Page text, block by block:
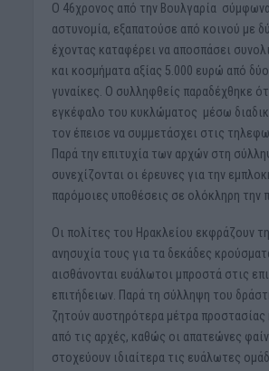
Ο 46χρονος από την Βουλγαρία
αστυνομία, εξαπατούσε από κοινού με
έχοντας καταφέρει να αποσπάσει
και κοσμήματα αξίας 5.000 ευρώ από
γυναίκες. Ο συλληφθείς παραδέχθηκε
εγκέφαλο του κυκλώματος μέσω
τον έπεισε να συμμετάσχει στις
Παρά την επιτυχία των αρχών στη
συνεχίζονται οι έρευνες για την
παρόμοιες υποθέσεις σε ολόκληρη την
Οι πολίτες του Ηρακλείου εκφράζουν
ανησυχία τους για τα δεκάδες
αισθάνονται ευάλωτοι μπροστά στις
επιτήδειων. Παρά τη σύλληψη του
ζητούν αυστηρότερα μέτρα προστασίας
από τις αρχές, καθώς οι απατεώνες
στοχεύουν ιδιαίτερα τις ευάλωτες